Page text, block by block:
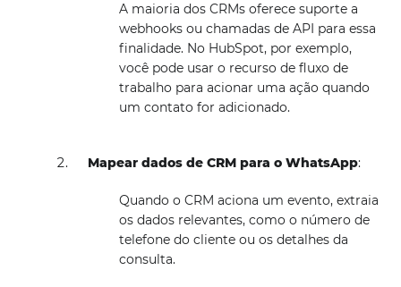
A maioria dos CRMs oferece suporte a
webhooks ou chamadas de API para essa
finalidade. No HubSpot, por exemplo,
você pode usar o recurso de fluxo de
trabalho para acionar uma ação quando
um contato for adicionado.
Mapear dados de CRM para o WhatsApp:
Quando o CRM aciona um evento, extraia
os dados relevantes, como o número de
telefone do cliente ou os detalhes da
consulta.